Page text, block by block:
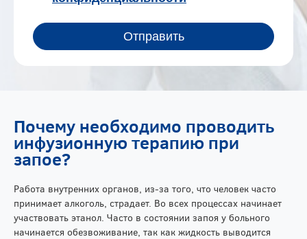
Почему необходимо проводить
инфузионную терапию при
запое?
Работа внутренних органов, из-за того, что человек часто
принимает алкоголь, страдает. Во всех процессах начинает
участвовать этанол. Часто в состоянии запоя у больного
начинается обезвоживание, так как жидкость выводится